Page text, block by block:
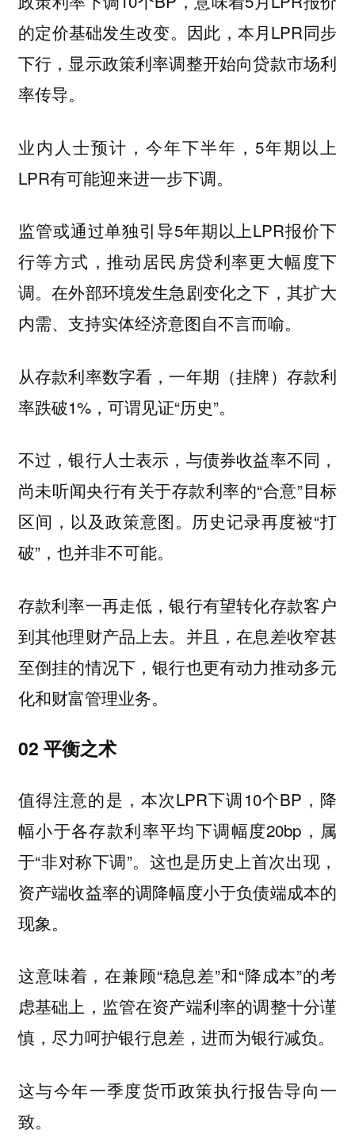
的定价基础发生改变。因此，本月LPR同步
下行，显示政策利率调整开始向贷款市场利
率传导。
业内人士预计，今年下半年，5年期以上
LPR有可能迎来进一步下调。
监管或通过单独引导5年期以上LPR报价下
行等方式，推动居民房贷利率更大幅度下
调。在外部环境发生急剧变化之下，其扩大
内需、支持实体经济意图自不言而喻。
从存款利率数字看，一年期（挂牌）存款利
率跌破1%，可谓见证“历史”。
不过，银行人士表示，与债券收益率不同，
尚未听闻央行有关于存款利率的“合意”目标
区间，以及政策意图。历史记录再度被“打
破”，也并非不可能。
存款利率一再走低，银行有望转化存款客户
到其他理财产品上去。并且，在息差收窄甚
至倒挂的情况下，银行也更有动力推动多元
化和财富管理业务。
02 平衡之术
值得注意的是，本次LPR下调10个BP，降
幅小于各存款利率平均下调幅度20bp，属
于“非对称下调”。这也是历史上首次出现，
资产端收益率的调降幅度小于负债端成本的
现象。
这意味着，在兼顾“稳息差”和“降成本”的考
虑基础上，监管在资产端利率的调整十分谨
慎，尽力呵护银行息差，进而为银行减负。
这与今年一季度货币政策执行报告导向一
致。